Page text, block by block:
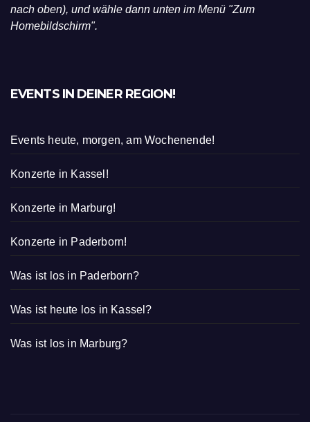
nach oben), und wähle dann unten im Menü "Zum
Homebildschirm".
EVENTS IN DEINER REGION!
Events heute, morgen, am Wochenende!
Konzerte in Kassel!
Konzerte in Marburg!
Konzerte in Paderborn!
Was ist los in Paderborn?
Was ist heute los in Kassel?
Was ist los in Marburg?